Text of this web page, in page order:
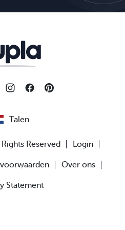
Talen
Reserved Login
Over ons
Statement